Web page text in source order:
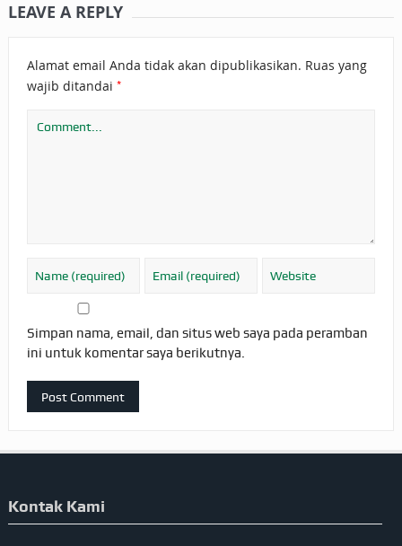
LEAVE A REPLY
Alamat email Anda tidak akan dipublikasikan. Ruas yang
wajib ditandai *
Simpan nama, email, dan situs web saya pada peramban
ini untuk komentar saya berikutnya.
Kontak Kami